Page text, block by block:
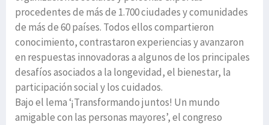
procedentes de más de 1.700 ciudades y comunidades
de más de 60 países. Todos ellos compartieron
conocimiento, contrastaron experiencias y avanzaron
en respuestas innovadoras a algunos de los principales
desafíos asociados a la longevidad, el bienestar, la
participación social y los cuidados.
Bajo el lema ‘¡Transformando juntos! Un mundo
amigable con las personas mayores’, el congreso